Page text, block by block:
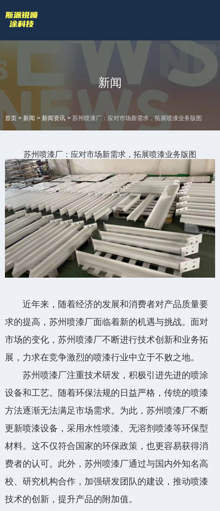
拥有专业的喷涂加工流水线和生产设备
全国服务热线
新闻
首页 > 新闻 > 新闻资讯 > 苏州喷漆厂：应对市场新需求，拓展喷漆业务版图
苏州喷漆厂：应对市场新需求，拓展喷漆业务版图
近年来，随着经济的发展和消费者对产品质量要
求的提高，苏州喷漆厂面临着新的机遇与挑战。面对
市场的变化，苏州喷漆厂不断进行技术创新和业务拓
展，力求在竞争激烈的喷漆行业中立于不败之地。
苏州喷漆厂注重技术研发，积极引进先进的喷涂
设备和工艺。随着环保法规的日益严格，传统的喷漆
方法逐渐无法满足市场需求。为此，苏州喷漆厂不断
更新喷漆设备，采用水性喷漆、无溶剂喷漆等环保型
材料。这不仅符合国家的环保政策，也更容易获得消
费者的认可。此外，苏州喷漆厂通过与国内外知名高
校、研究机构合作，加强研发团队的建设，推动喷漆
技术的创新，提升产品的附加值。